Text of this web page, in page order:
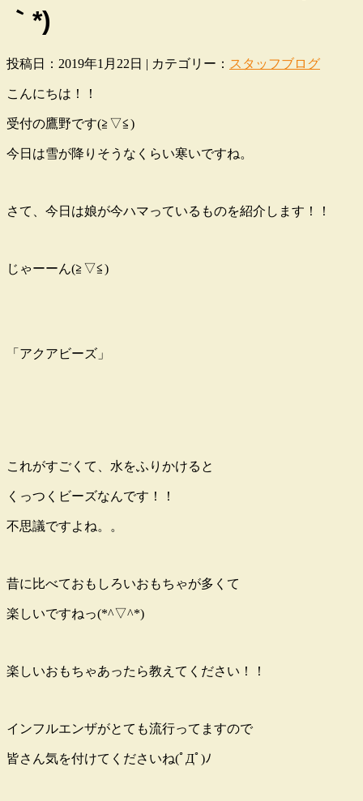
｀*)
投稿日：2019年1月22日 | カテゴリー： スタッフブログ
こんにちは！！
受付の鷹野です(≧▽≦)
今日は雪が降りそうなくらい寒いですね。
さて、今日は娘が今ハマっているものを紹介します！！
じゃーーん(≧▽≦)
「アクアビーズ」
これがすごくて、水をふりかけると
くっつくビーズなんです！！
不思議ですよね。。
昔に比べておもしろいおもちゃが多くて
楽しいですねっ(*^▽^*)
楽しいおもちゃあったら教えてください！！
インフルエンザがとても流行ってますので
皆さん気を付けてくださいね(ﾟДﾟ)ﾉ